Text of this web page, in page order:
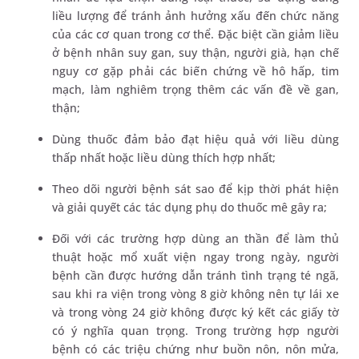
liều lượng để tránh ảnh hưởng xấu đến chức năng
của các cơ quan trong cơ thể. Đặc biệt cần giảm liều
ở bệnh nhân suy gan, suy thận, người già, hạn chế
nguy cơ gặp phải các biến chứng về hô hấp, tim
mạch, làm nghiêm trọng thêm các vấn đề về gan,
thận;
Dùng thuốc đảm bảo đạt hiệu quả với liều dùng
thấp nhất hoặc liều dùng thích hợp nhất;
Theo dõi người bệnh sát sao để kịp thời phát hiện
và giải quyết các tác dụng phụ do thuốc mê gây ra;
Đối với các trường hợp dùng an thần để làm thủ
thuật hoặc mổ xuất viện ngay trong ngày, người
bệnh cần được hướng dẫn tránh tình trạng té ngã,
sau khi ra viện trong vòng 8 giờ không nên tự lái xe
và trong vòng 24 giờ không được ký kết các giấy tờ
có ý nghĩa quan trọng. Trong trường hợp người
bệnh có các triệu chứng như buồn nôn, nôn mửa,